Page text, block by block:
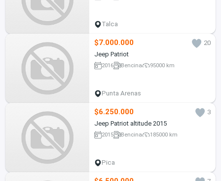
Talca
$7.000.000
20
Jeep Patriot
2016 Bencina 95000 km
Punta Arenas
$6.250.000
3
Jeep Patriot altitude 2015
2015 Bencina 185000 km
Pica